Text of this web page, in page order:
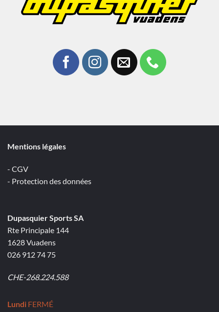
Mentions légales
- CGV
- Protection des données
Dupasquier Sports SA
Rte Principale 144
1628 Vuadens
026 912 74 75
CHE-268.224.588
Lundi FERMÉ